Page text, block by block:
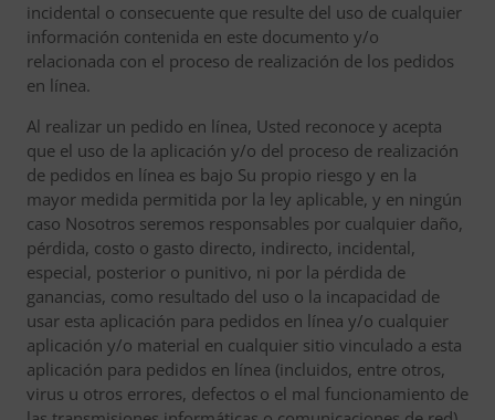
incidental o consecuente que resulte del uso de cualquier
información contenida en este documento y/o
relacionada con el proceso de realización de los pedidos
en línea.
Al realizar un pedido en línea, Usted reconoce y acepta
que el uso de la aplicación y/o del proceso de realización
de pedidos en línea es bajo Su propio riesgo y en la
mayor medida permitida por la ley aplicable, y en ningún
caso Nosotros seremos responsables por cualquier daño,
pérdida, costo o gasto directo, indirecto, incidental,
especial, posterior o punitivo, ni por la pérdida de
ganancias, como resultado del uso o la incapacidad de
usar esta aplicación para pedidos en línea y/o cualquier
aplicación y/o material en cualquier sitio vinculado a esta
aplicación para pedidos en línea (incluidos, entre otros,
virus u otros errores, defectos o el mal funcionamiento de